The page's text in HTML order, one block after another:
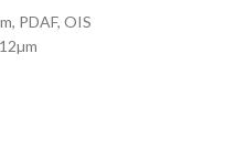
PDAF, OIS